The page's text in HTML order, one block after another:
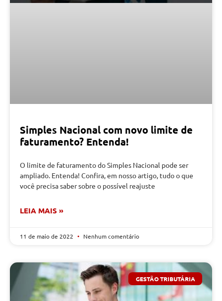
Simples Nacional com novo limite de
faturamento? Entenda!
O limite de faturamento do Simples Nacional pode ser
ampliado. Entenda! Confira, em nosso artigo, tudo o que
você precisa saber sobre o possível reajuste
LEIA MAIS »
11 de maio de 2022 Nenhum comentário
GESTÃO TRIBUTÁRIA